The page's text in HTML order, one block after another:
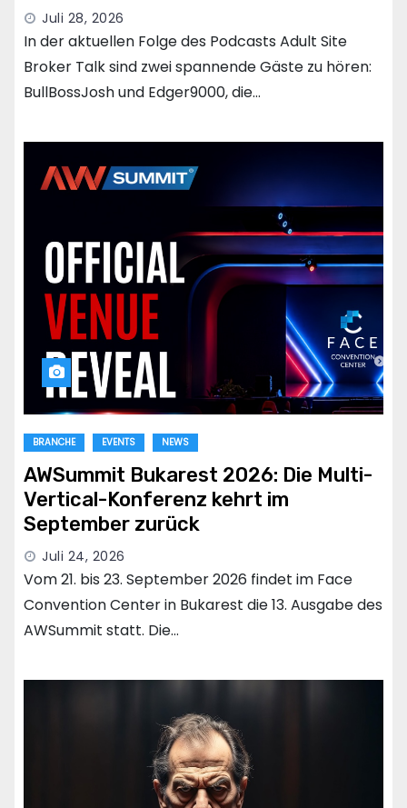
Juli 28, 2026
In der aktuellen Folge des Podcasts Adult Site
Broker Talk sind zwei spannende Gäste zu hören:
BullBossJosh und Edger9000, die…
BRANCHE EVENTS NEWS
AWSummit Bukarest 2026: Die Multi-
Vertical-Konferenz kehrt im
September zurück
Juli 24, 2026
Vom 21. bis 23. September 2026 findet im Face
Convention Center in Bukarest die 13. Ausgabe des
AWSummit statt. Die…